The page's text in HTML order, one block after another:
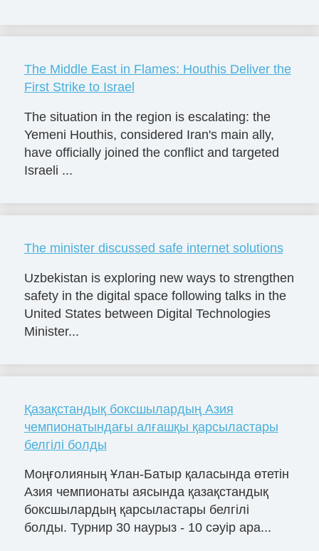
The Middle East in Flames: Houthis Deliver the
First Strike to Israel
The situation in the region is escalating: the
Yemeni Houthis, considered Iran's main ally,
have officially joined the conflict and targeted
Israeli ...
The minister discussed safe internet solutions
Uzbekistan is exploring new ways to strengthen
safety in the digital space following talks in the
United States between Digital Technologies
Minister...
Қазақстандық боксшылардың Азия
чемпионатындағы алғашқы қарсыластары
белгілі болды
Моңғолияның Ұлан-Батыр қаласында өтетін
Азия чемпионаты аясында қазақстандық
боксшылардың қарсыластары белгілі
болды. Турнир 30 наурыз - 10 сәуір ара...